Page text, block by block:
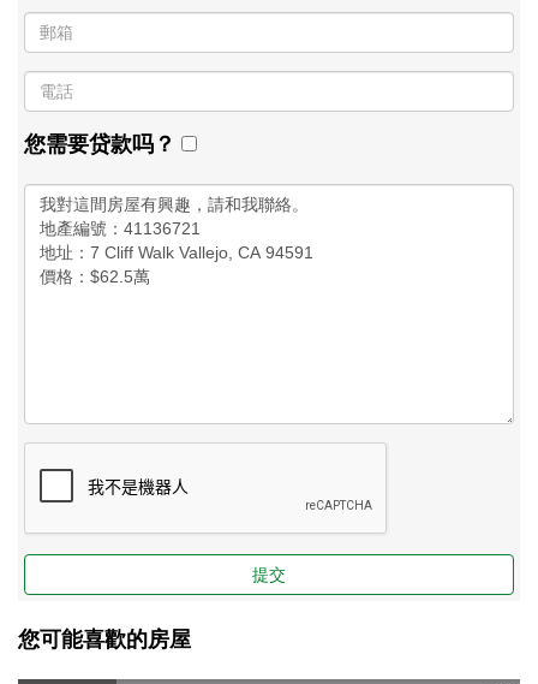
您需要贷款吗？
提交
您可能喜歡的房屋